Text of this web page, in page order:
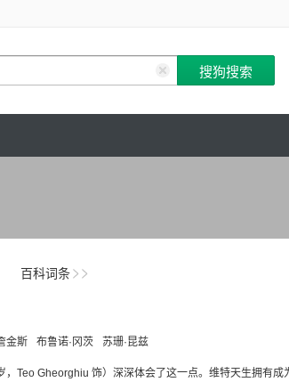
百科词条
金斯 布鲁诺·冈茨 苏珊·昆兹
Teo Gheorghiu 饰）深深体会了这一点。维特天生拥有